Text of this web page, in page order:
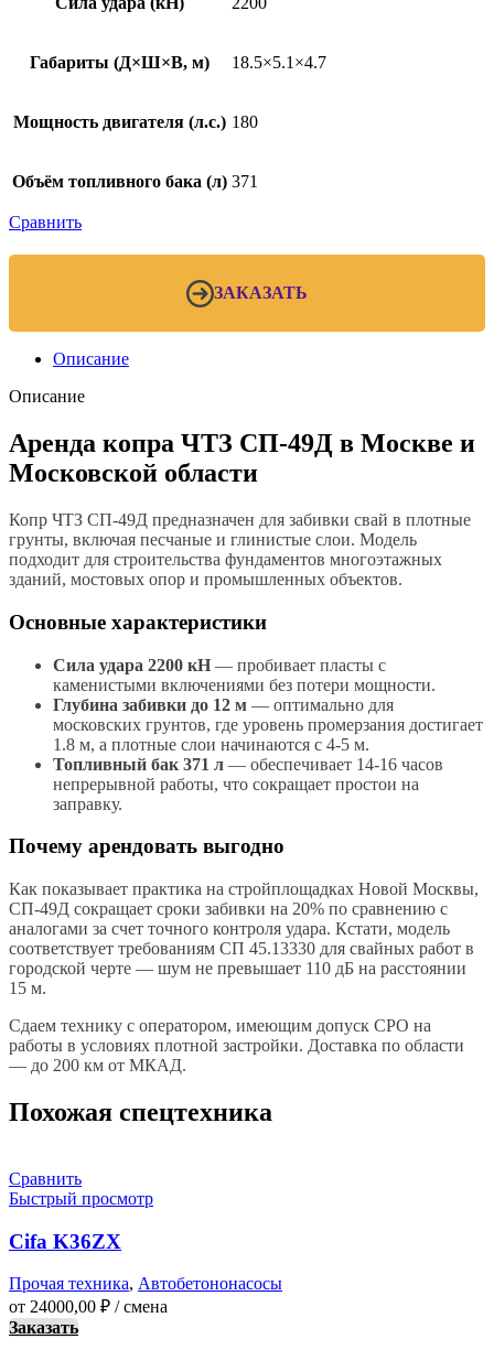
Габариты (Д×Ш×В, м) 18.5×5.1×4.7
Мощность двигателя (л.с.) 180
Объём топливного бака (л) 371
Сравнить
ЗАКАЗАТЬ
Описание
Описание
Аренда копра ЧТЗ СП-49Д в Москве и
Московской области
Копр ЧТЗ СП-49Д предназначен для забивки свай в плотные
грунты, включая песчаные и глинистые слои. Модель
подходит для строительства фундаментов многоэтажных
зданий, мостовых опор и промышленных объектов.
Основные характеристики
Сила удара 2200 кН — пробивает пласты с
каменистыми включениями без потери мощности.
Глубина забивки до 12 м — оптимально для
московских грунтов, где уровень промерзания достигает
1.8 м, а плотные слои начинаются с 4-5 м.
Топливный бак 371 л — обеспечивает 14-16 часов
непрерывной работы, что сокращает простои на
заправку.
Почему арендовать выгодно
Как показывает практика на стройплощадках Новой Москвы,
СП-49Д сокращает сроки забивки на 20% по сравнению с
аналогами за счет точного контроля удара. Кстати, модель
соответствует требованиям СП 45.13330 для свайных работ в
городской черте — шум не превышает 110 дБ на расстоянии
15 м.
Сдаем технику с оператором, имеющим допуск СРО на
работы в условиях плотной застройки. Доставка по области
— до 200 км от МКАД.
Похожая спецтехника
Сравнить
Быстрый просмотр
Cifa K36ZX
Прочая техника, Автобетононасосы
от 24000,00 ₽ / смена
Заказать